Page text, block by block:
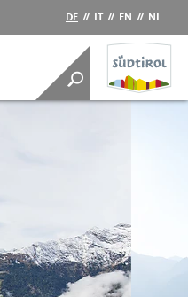
DE // IT // EN // NL